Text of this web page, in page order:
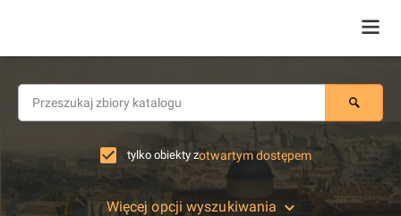
tylko obiekty zotwartym dostępem
Więcej opcji wyszukiwania